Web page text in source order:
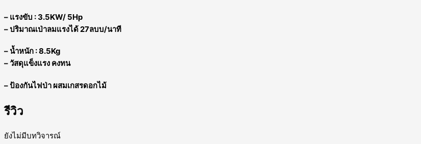
– แรงขับ : 3.5KW/ 5Hp
– ปริมาณเป่าลมแรงได้ 27ลบบ/นาที
– น้ำหนัก : 8.5Kg
– วัสดุแข็งแรง คงทน
– ป้องกันไฟป่า ผสมเกสรดอกไม้
รีวิว
ยังไม่มีบทวิจารณ์